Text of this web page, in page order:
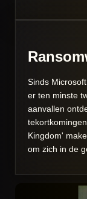
Sinds
er ten minste
aanvallen
Kingdom'
om zich in de